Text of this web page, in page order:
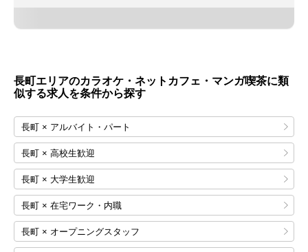
長町エリアのカラオケ・ネットカフェ・マンガ喫茶に類
似する求人を条件から探す
長町 × アルバイト・パート
長町 × 高校生歓迎
長町 × 大学生歓迎
長町 × 在宅ワーク・内職
長町 × オープニングスタッフ